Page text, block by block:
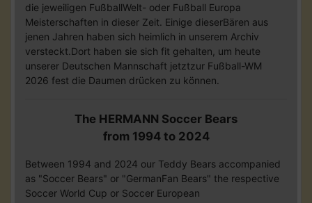
die jeweiligen FußballWelt- oder Fußball Europa
Meisterschaften in dieser Zeit. Einige dieserBären aus
jenen Jahren haben sich heimlich in unserem Archiv
versteckt.Dort haben sie sich fit gehalten, um heute
unserer Deutschen Mannschaft jetztzur Fußball-WM
2026 fest die Daumen drücken zu können.
The HERMANN Soccer Bears
from 1994 to 2024
Between 1994 and 2024 our Teddy Bears accompanied
as "Soccer Bears" or "GermanFan Bears" the respective
Soccer World Cup or Soccer European